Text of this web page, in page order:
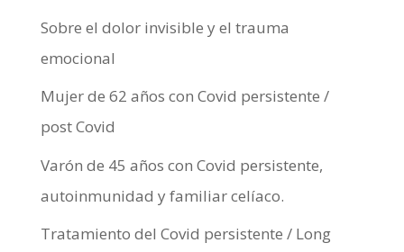
Sobre el dolor invisible y el trauma
emocional
Mujer de 62 años con Covid persistente /
post Covid
Varón de 45 años con Covid persistente,
autoinmunidad y familiar celíaco.
Tratamiento del Covid persistente / Long